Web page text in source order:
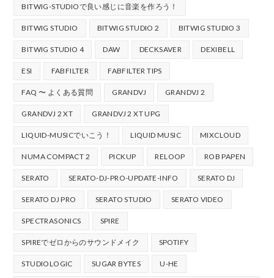
BITWIG-STUDIOで良い感じに音楽を作ろう！
BITWIG STUDIO BITWIG STUDIO 2 BITWIG STUDIO 3
BITWIG STUDIO 4 DAW DECKSAVER DEXIBELL
ESI FABFILTER FABFILTER TIPS
FAQ 〜 よくある質問 GRANDVJ GRANDVJ 2
GRANDVJ 2 XT GRANDVJ 2 XT UPG
LIQUID-MUSICでいこう！ LIQUID MUSIC MIXCLOUD
NUMA COMPACT 2 PICKUP RELOOP ROB PAPEN
SERATO SERATO-DJ-PRO-UPDATE-INFO SERATO DJ
SERATO DJ PRO SERATO STUDIO SERATO VIDEO
SPECTRASONICS SPIRE
SPIREでゼロからのサウンドメイク SPOTIFY
STUDIOLOGIC SUGAR BYTES U-HE